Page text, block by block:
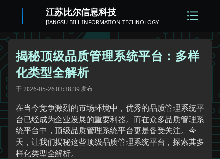
江苏比尔信息科技
JIANGSU BILL INFORMATION TECHNOLOGY
揭秘顶级品质管理系统平台：多样
化类型全解析
于2026-05-26 03:38:39发布
在当今竞争激烈的市场环境中，优秀的品质管理系统平
台已经成为企业发展的重要利器。而在众多品质管理系
统平台中，顶级品质管理系统平台更是备受关注。今
天，让我们揭秘这些顶级品质管理系统平台，探索其多
样化类型全解析。